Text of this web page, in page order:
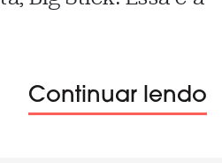
Continuar lendo